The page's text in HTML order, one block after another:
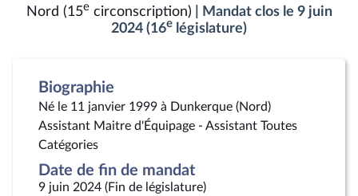
Nord (15ecirconscription)
| Mandat clos le 9 juin
2024 (16e législature)
Biographie
Né le 11 janvier 1999 à Dunkerque (Nord)
Assistant Maitre d'Équipage - Assistant Toutes
Catégories
Date de fin de mandat
9 juin 2024 (Fin de législature)